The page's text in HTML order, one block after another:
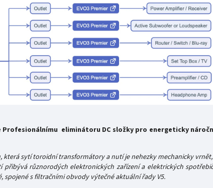
Profesionálnímu eliminátoru DC složky pro energeticky
sytí toroidní transformátory a nutí je nehezky mechanicky
různorodých elektronických zařízení a elektrických
spojené s filtračními obvody výtečné aktuální řady V5.